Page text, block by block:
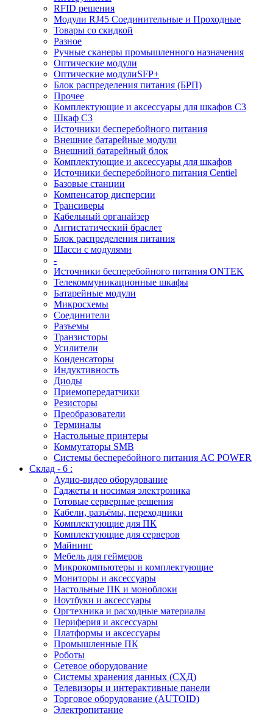
RFID решения
Модули RJ45 Соединительные и Проходные
Товары со скидкой
Разное
Ручные сканеры промышленного назначения
Оптические модули
Оптические модулиSFP+
Блок распределения питания (БРП)
Прочее
Комплектующие и аксессуары для шкафов C3
Шкаф C3
Источники бесперебойного питания
Внешние батарейные модули
Внешний батарейный блок
Комплектующие и аксессуары для шкафов
Источники бесперебойного питания Centiel
Базовые станции
Компенсатор дисперсии
Трансиверы
Кабельный органайзер
Антистатический браслет
Блок распределения питания
Шасси с модулями
-
Источники бесперебойного питания ONTEK
Телекоммуникационные шкафы
Батарейные модули
Микросхемы
Соединители
Разъемы
Транзисторы
Усилители
Конденсаторы
Индуктивность
Диоды
Приемопередатчики
Резисторы
Преобразователи
Терминалы
Настольные принтеры
Коммутаторы SMB
Системы бесперебойного питания AC POWER
Склад - 6 :
Аудио-видео оборудование
Гаджеты и носимая электроника
Готовые серверные решения
Кабели, разъёмы, переходники
Комплектующие для ПК
Комплектующие для серверов
Майнинг
Мебель для геймеров
Микрокомпьютеры и комплектующие
Мониторы и аксессуары
Настольные ПК и моноблоки
Ноутбуки и аксессуары
Оргтехника и расходные материалы
Периферия и аксессуары
Платформы и аксессуары
Промышленные ПК
Роботы
Сетевое оборудование
Системы хранения данных (СХД)
Телевизоры и интерактивные панели
Торговое оборудование (AUTOID)
Электропитание